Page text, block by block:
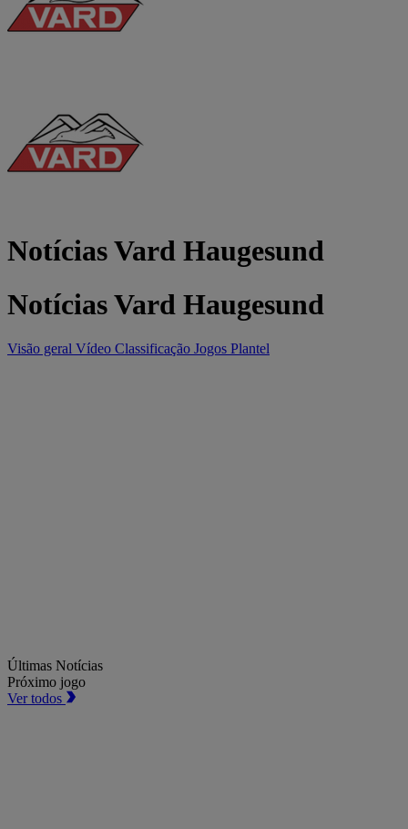
Notícias Vard Haugesund
Notícias Vard Haugesund
Visão geral Vídeo Classificação Jogos Plantel
Últimas Notícias
Próximo jogo
Ver todos